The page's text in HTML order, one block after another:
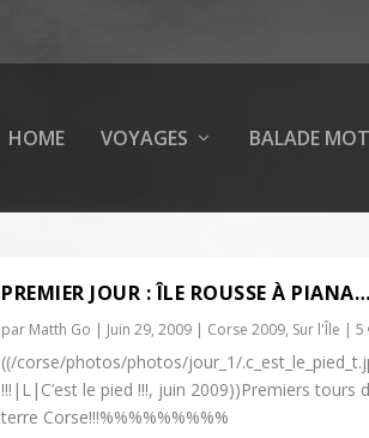
HOME VOYAGES BALADE
PREMIER JOUR : ÎLE ROUSSE À
par Matth Go | Juin 29, 2009 | Corse 2009, Sur l'Île |5
((/corse/photos/photos/jour_1/
!!!|L|C’est le pied !!!, juin 2009))Premiers tours
terre Corse!!!%%%%%%%%%